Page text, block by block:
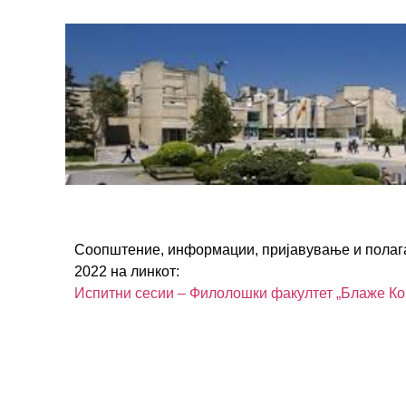
Соопштение, информации, пријавување и
2022 на линкот:
Испитни сесии – Филолошки факултет „Блаже